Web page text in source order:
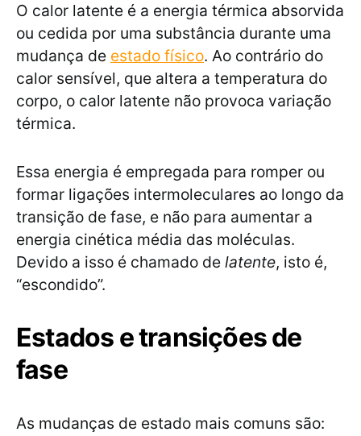
O calor latente é a energia térmica absorvida
ou cedida por uma substância durante uma
mudança de estado físico. Ao contrário do
calor sensível, que altera a temperatura do
corpo, o calor latente não provoca variação
térmica.
Essa energia é empregada para romper ou
formar ligações intermoleculares ao longo da
transição de fase, e não para aumentar a
energia cinética média das moléculas.
Devido a isso é chamado de latente, isto é,
“escondido”.
Estados e transições de
fase
As mudanças de estado mais comuns são: